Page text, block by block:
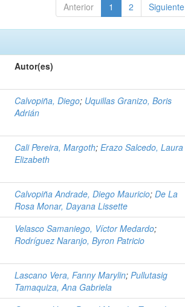
Anterior 1 2 Siguiente
Autor(es)
Calvopiña, Diego; Uquillas Granizo, Boris
Adrián
Cali Pereira, Margoth;Erazo Salcedo, Laura
Elizabeth
Calvopiña Andrade, Diego Mauricio;De La
Rosa Monar, Dayana Lissette
Velasco Samaniego, Víctor Medardo;
Rodríguez Naranjo, Byron Patricio
Lascano Vera, Fanny Marylin;Pullutasig
Tamaquiza, Ana Gabriela